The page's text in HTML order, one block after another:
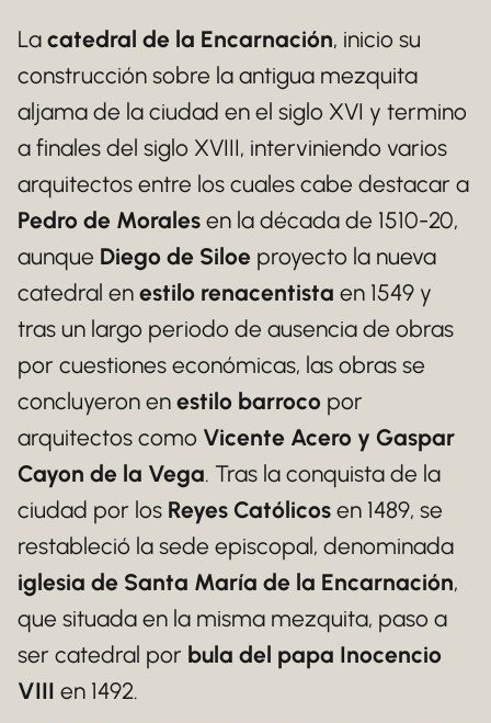
La catedral de la Encarnación, inicio su
construcción sobre la antigua mezquita
aljama de la ciudad en el siglo XVI y termino
a finales del siglo XVIII, interviniendo varios
arquitectos entre los cuales cabe destacar a
Pedro de Morales en la década de 1510-20,
aunque Diego de Siloe proyecto la nueva
catedral en estilo renacentista en 1549 y
tras un largo periodo de ausencia de obras
por cuestiones económicas, las obras se
concluyeron en estilo barroco por
arquitectos como Vicente Acero y Gaspar
Cayon de la Vega. Tras la conquista de la
ciudad por los Reyes Católicos en 1489, se
restableció la sede episcopal, denominada
iglesia de Santa María de la Encarnación,
que situada en la misma mezquita, paso a
ser catedral por bula del papa Inocencio
VIII en 1492.